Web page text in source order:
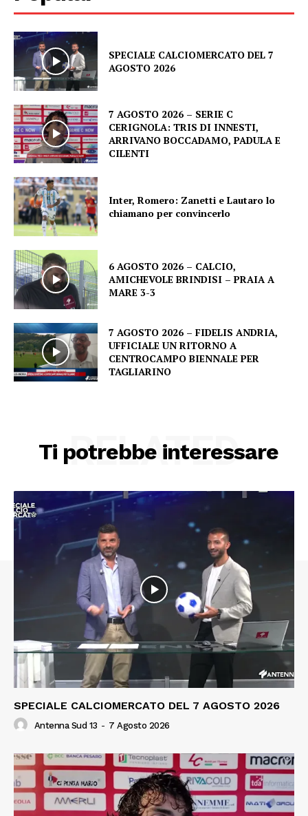
SPECIALE CALCIOMERCATO DEL 7
AGOSTO 2026
7 AGOSTO 2026 – SERIE C
CERIGNOLA: TRIS DI INNESTI,
ARRIVANO BOCCADAMO, PADULA E
CILENTI
Inter, Romero: Zanetti e Lautaro lo
chiamano per convincerlo
6 AGOSTO 2026 – CALCIO,
AMICHEVOLE BRINDISI – PRAIA A
MARE 3-3
7 AGOSTO 2026 – FIDELIS ANDRIA,
UFFICIALE UN RITORNO A
CENTROCAMPO BIENNALE PER
TAGLIARINO
Ti potrebbe interessare
RELATED
SPECIALE CALCIOMERCATO DEL 7 AGOSTO 2026
Antenna Sud 13 - 7 Agosto 2026